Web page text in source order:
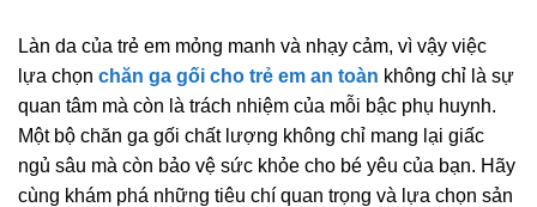
Làn da của trẻ em mỏng manh và nhạy cảm, vì vậy việc
lựa chọn chăn ga gối cho trẻ em an toàn không chỉ là sự
quan tâm mà còn là trách nhiệm của mỗi bậc phụ huynh.
Một bộ chăn ga gối chất lượng không chỉ mang lại giấc
ngủ sâu mà còn bảo vệ sức khỏe cho bé yêu của bạn. Hãy
cùng khám phá những tiêu chí quan trọng và lựa chọn sản